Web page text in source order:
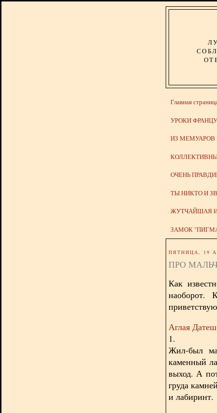
Главная
УРОКИ
ИЗ МЕМУАРОВ
ОЧЕНЬ
ТЫ НИКТО И
ЖУТЧАЙШАЯ
ЗАМОК
ПЯТНИЦА, 19
ПРО
Как
наоборот.
Аглая
1.
Жил-был
каменный
выход. А
груда
и лабиринт.